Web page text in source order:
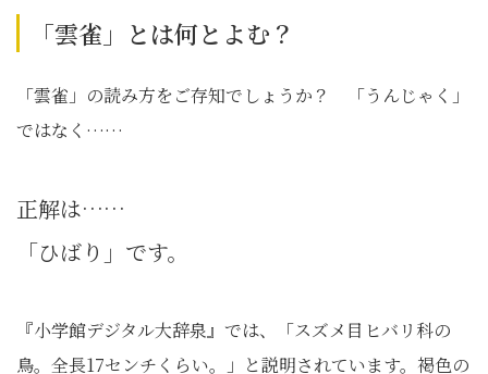
「雲雀」とは何とよむ？
「雲雀」の読み方をご存知でしょうか？ 「うんじゃく」
ではなく……
正解は……
「ひばり」です。
『小学館デジタル大辞泉』では、「スズメ目ヒバリ科の
鳥。全長17センチくらい。」と説明されています。褐色の